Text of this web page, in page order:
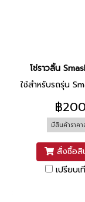
โซ่ราวลิ้น
ใช้สำหรับรถรุ่น
฿200
มีสินค้าราคา
สั่งซื้อสิ
เปรียบเ